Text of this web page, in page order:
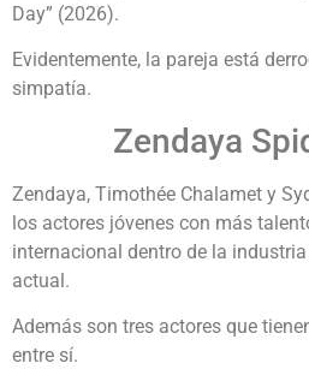
Day” (2026).
Evidentemente, la pareja está
simpatía.
Zendaya
Zendaya, Timothée Chalamet y
los actores jóvenes con más
internacional dentro de la
actual.
Además son tres actores que
entre sí.